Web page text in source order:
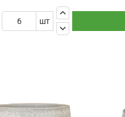
шт
keyboard_arrow_up
keyboard_arrow_down